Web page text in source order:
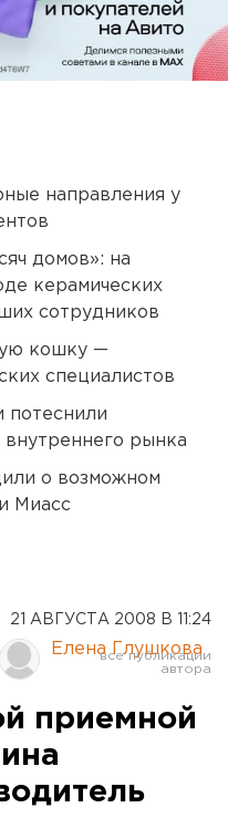
направления у
домов»: на
керамических
сотрудников
кошку —
специалистов
потеснили
рынка
о возможном
Миасс
21 АВГУСТА 2008 В 11:24
Елена Глушкова
приемной